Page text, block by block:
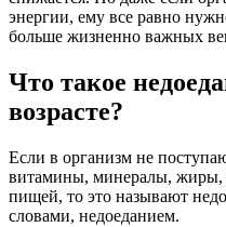
энергии, ему все равно
больше жизненно важных
Что такое
возрасте?
Если в организм не
витамины, минералы, жиры,
пищей, то это называют
словами, недоеданием.